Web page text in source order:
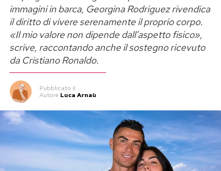
immagini in barca, Georgina Rodriguez rivendica
il diritto di vivere serenamente il proprio corpo.
«Il mio valore non dipende dall’aspetto fisico»,
scrive, raccontando anche il sostegno ricevuto
da Cristiano Ronaldo.
Pubblicato il
Autore Luca Arnaù